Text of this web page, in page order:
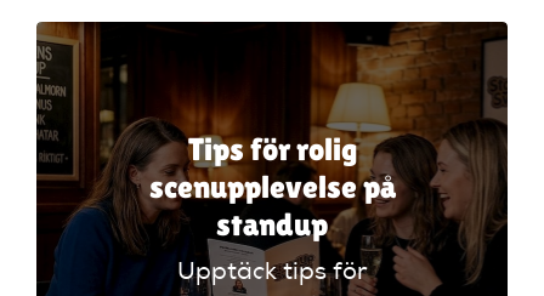
livskvalitet!
Tips för rolig
scenupplevelse på
standup
Upptäck tips för